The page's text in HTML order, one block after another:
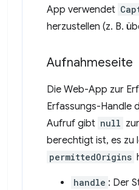
App verwendet
herzustellen (z. B.
Aufnahmeseite
Die Web-App zur
Erfassungs-Handle
Aufruf gibt null
berechtigt ist, es zu
permittedOrigins
handle : Der